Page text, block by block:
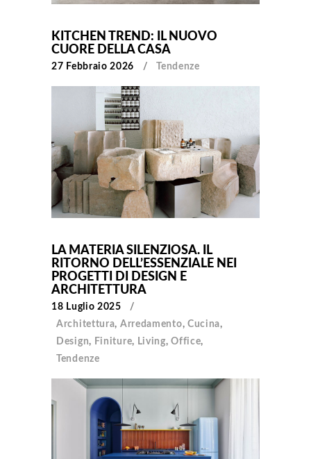
KITCHEN TREND: IL NUOVO
CUORE DELLA CASA
27 Febbraio 2026 Tendenze
LA MATERIA SILENZIOSA. IL
RITORNO DELL’ESSENZIALE NEI
PROGETTI DI DESIGN E
ARCHITETTURA
18 Luglio 2025
Architettura, Arredamento, Cucina,
Design, Finiture, Living,Office,
Tendenze